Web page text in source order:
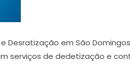
Desratização em São
serviços de dedetização e